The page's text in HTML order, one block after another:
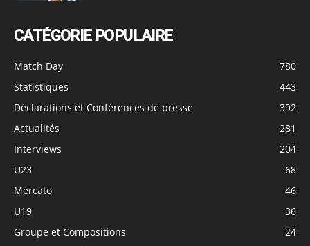
CATÉGORIE POPULAIRE
Match Day
780
Statistiques
443
Déclarations et Conférences de presse
392
Actualités
281
Interviews
204
U23
68
Mercato
46
U19
36
Groupe et Compositions
24